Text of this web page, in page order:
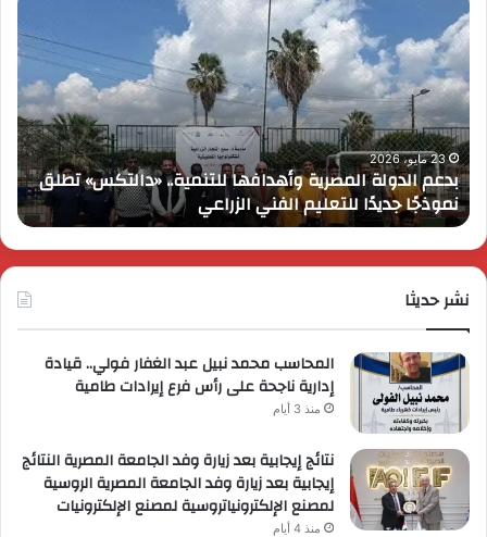
الدولة
المصرية
وأهدافها
للتنمية..
«دالتكس»
تطلق
نموذجًا
جديدًا
للتعليم
الفني
الزراعي
23 مايو، 2026
بدعم الدولة المصرية وأهدافها للتنمية.. «دالتكس» تطلق
نموذجًا جديدًا للتعليم الفني الزراعي
في
نشر حديثا
المحاسب محمد نبيل عبد الغفار فولي.. قيادة
إدارية ناجحة على رأس فرع إيرادات طامية
منذ 3 أيام
نتائج إيجابية بعد زيارة وفد الجامعة المصرية النتائج
إيجابية بعد زيارة وفد الجامعة المصرية الروسية
لمصنع الإلكترونياتروسية لمصنع الإلكترونيات
منذ 4 أيام